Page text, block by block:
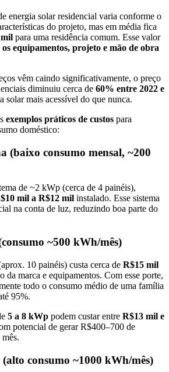
energia solar residencial varia conforme o
do projeto, mas em média fica
para uma residência comum. Esse valor
equipamentos, projeto e mão de obra
vêm caindo significativamente, o preço
diminuiu cerca de 60% entre 2022 e
solar mais acessível do que nunca.
exemplos práticos de custos para
doméstico:
(baixo consumo mensal, ~200
de ~2 kWp (cerca de 4 painéis),
mil a R$12 mil instalado. Esse sistema
na conta de luz, reduzindo boa parte do
~500 kWh/mês)
10 painéis) custa cerca de R$15 mil
da marca e equipamentos. Com esse porte,
todo o consumo médio de uma família
95%.
5 a 8 kWp podem custar entre R$13 mil e
potencial de gerar R$400–700 de
consumo ~1000 kWh/mês)